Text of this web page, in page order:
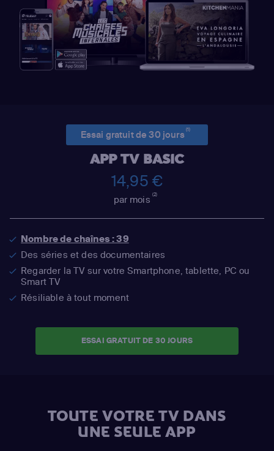
Essai gratuit de 30 jours(1)
APP TV BASIC
14,95 €
par mois(2)
Nombre de chaînes : 39
Des séries et des documentaires
Regarder la TV sur votre Smartphone, tablette, PC ou
Smart TV
Résiliable à tout moment
ESSAI GRATUIT DE 30 JOURS
TOUTE VOTRE TV DANS
UNE SEULE APP